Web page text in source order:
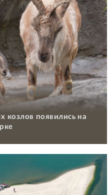
козлов появились на